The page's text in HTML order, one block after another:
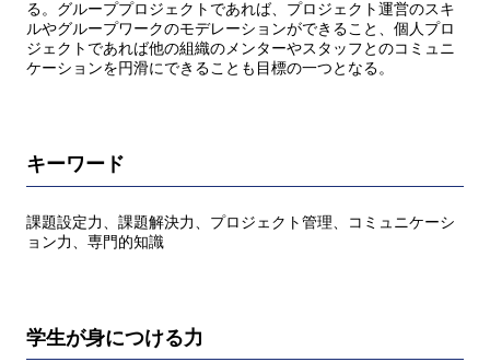
る。グループプロジェクトであれば、プロジェクト運営のスキ
ルやグループワークのモデレーションができること、個人プロ
ジェクトであれば他の組織のメンターやスタッフとのコミュニ
ケーションを円滑にできることも目標の一つとなる。
キーワード
課題設定力、課題解決力、プロジェクト管理、コミュニケーシ
ョン力、専門的知識
学生が身につける力